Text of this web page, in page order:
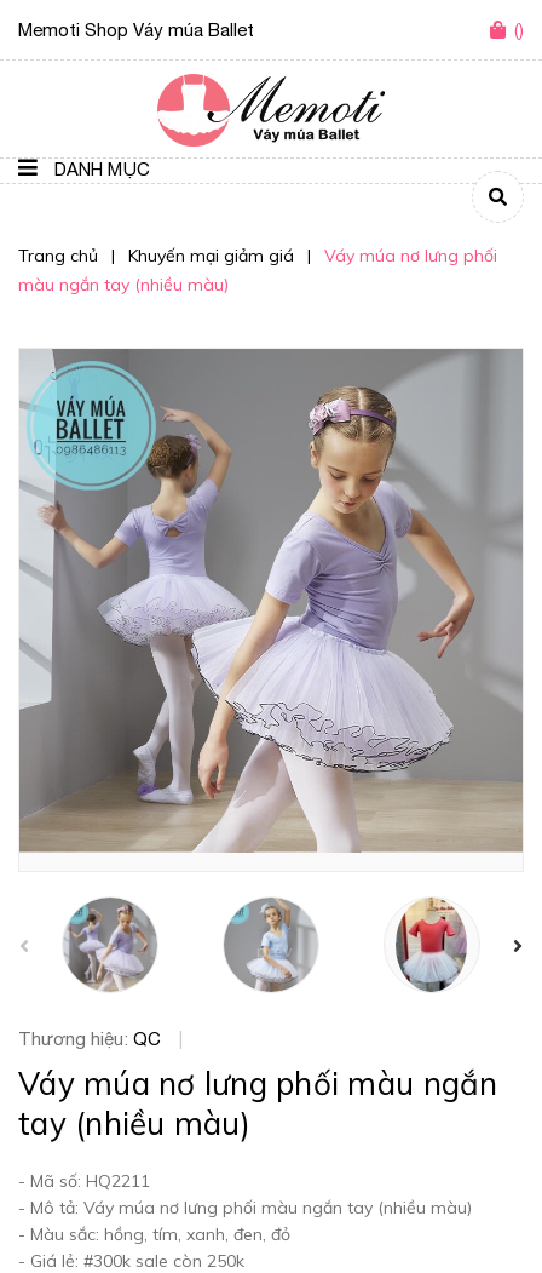
Memoti Shop Váy múa Ballet ()
DANH MỤC
Trang chủ | Khuyến mại giảm giá |
Váy múa nơ lưng phối
màu ngắn tay (nhiều màu)
prev
Thương hiệu: QC
Váy múa nơ lưng phối màu ngắn
tay (nhiều màu)
- Mã số: HQ2211
- Mô tả: Váy múa nơ lưng phối màu ngắn tay (nhiều màu)
- Màu sắc: hồng, tím, xanh, đen, đỏ
- Giá lẻ: #300k sale còn 250k